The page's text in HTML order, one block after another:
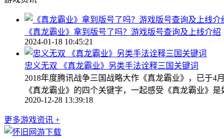
《真龙霸业》拿到版号了吗？游戏版号查询及上线介绍
2024-01-18 10:45:21
忠义无双 《真龙霸业》另类手法诠释三国关键词
2018年度腾讯战争三国战略大作《真龙霸业》，已于
《真龙霸业》的四个关键字，一起感受《真龙霸业》
2020-12-28 13:39:18
更多游戏资讯 +